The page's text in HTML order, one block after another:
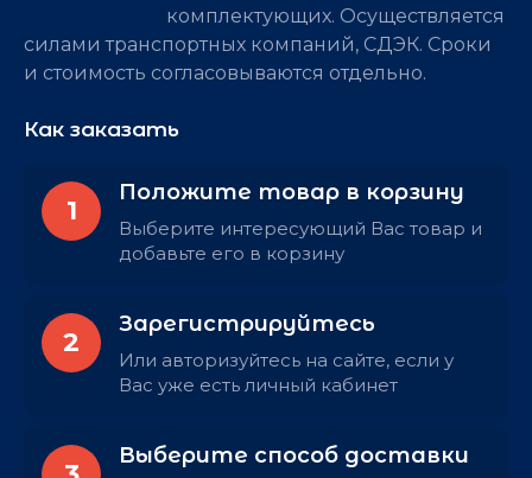
комплектующих. Осуществляется
силами транспортных компаний, СДЭК. Сроки
и стоимость согласовываются отдельно.
Как заказать
1
Положите товар в корзину
Выберите интересующий Вас товар и
добавьте его в корзину
2
Зарегистрируйтесь
Или авторизуйтесь на сайте, если у
Вас уже есть личный кабинет
Выберите способ доставки